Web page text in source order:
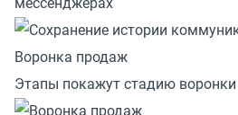
Воронка продаж
Этапы покажут стадию